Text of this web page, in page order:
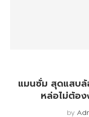
แมนซั่ม สุดแสบล้
หล่อไม่ต้อง
by